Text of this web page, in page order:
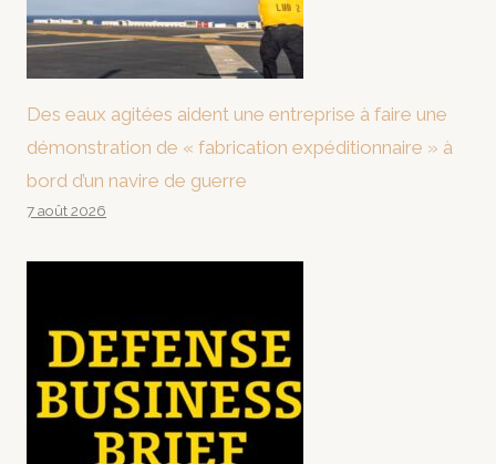
Des eaux agitées aident une entreprise à faire une
démonstration de « fabrication expéditionnaire » à
bord d’un navire de guerre
7 août 2026